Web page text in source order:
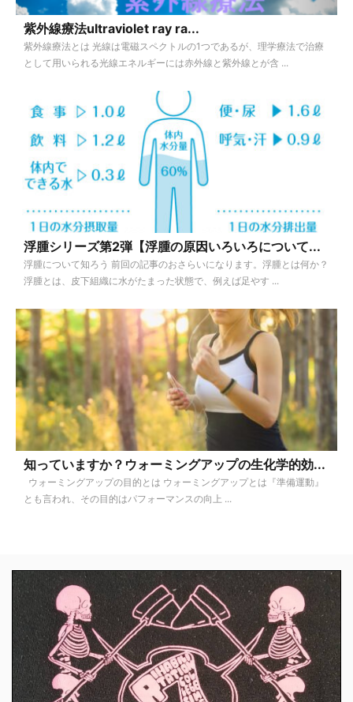
紫外線療法ultraviolet ray ra...
紫外線療法とは 光線は電磁スペクトルの1つであるが、理学療法で治療
として用いられる光線エネルギーには赤外線と紫外線とが含 ...
浮腫シリーズ第2弾【浮腫の原因いろいろについて...
浮腫について知ろう 前回の記事のおさらいになります。浮腫とは何か？
浮腫とは、皮下組織に水がたまった状態で、例えば足やす ...
知っていますか？ウォーミングアップの生化学的効...
ウォーミングアップの目的とは ウォーミングアップとは『準備運動』
とも言われ、その目的はパフォーマンスの向上 ...